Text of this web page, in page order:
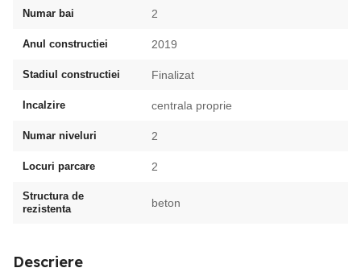
Numar bai 2
Anul constructiei 2019
Stadiul constructiei Finalizat
Incalzire centrala proprie
Numar niveluri 2
Locuri parcare 2
Structura de
rezistenta
beton
Descriere